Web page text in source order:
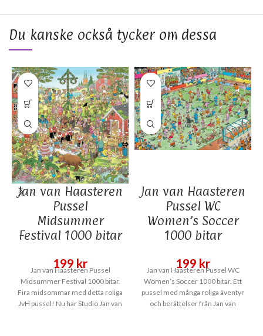
Du kanske också tycker om dessa
Jan van Haasteren
Pussel
Midsummer
Festival 1000 bitar
199 kr
Jan van Haasteren Pussel
Midsummer Festival 1000 bitar.
Fira midsommar med detta roliga
JvH pussel! Nu har Studio Jan van
Jan van Haasteren
Pussel WC
Women’s Soccer
1000 bitar
199 kr
Jan van Haasteren Pussel WC
Women’s Soccer 1000 bitar. Ett
pussel med många roliga äventyr
och berättelser från Jan van